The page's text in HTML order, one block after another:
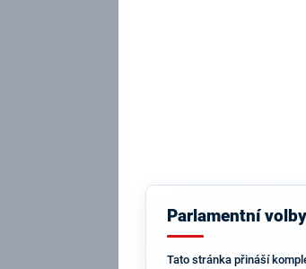
Parlamentní
Tato stránka přináší